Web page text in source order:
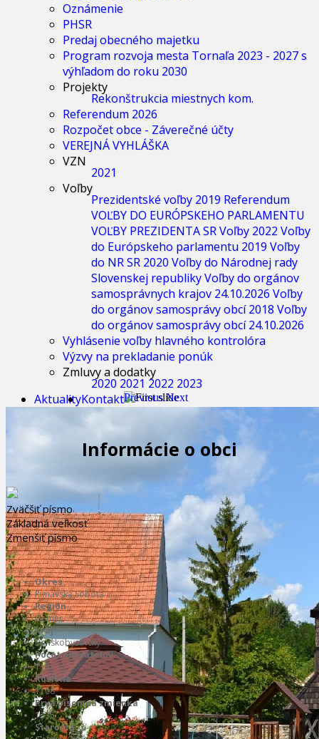
Oznámenie
PHSR
Predaj obecného majetku
Program rozvoja mesta Tornaľa 2023 - 2027 s
výhľadom do roku 2030
Projekty
Rekonštrukcia miestnych kom.
Referendum 2026
Rozpočet obce - Záverečné účty
VEREJNÁ VYHLÁŠKA
VZN
2021
Voľby
Prezidentské voľby 2019 Referendum
VOĽBY DO EURÓPSKEHO PARLAMENTU
VOĽBY PREZIDENTA SRVoľby 2022Voľby
do Európskeho parlamentu 2019Voľby
do NR SR 2020Voľby do Národnej rady
Slovenskej republikyVoľby do orgánov
samosprávnych krajov 24.10.2026Voľby
do orgánov samosprávy obcí 2018Voľby
do orgánov samosprávy obcí 24.10.2026
Vyhlásenie voľby hlavného kontrolóra
Výzvy na prekladanie ponúk
Zmluvy a dodatky
2020 2021 2022 2023
AktualityKontaktPrevious Next
Informácie o obci
Zväčšiť písmo
Základná veľkosť
Zmenšiť písmo
Okres
Rimavská Sobota
Región
Gemer
Kraj
Banskobystrický
Počet obyvateľov
113
Rozloha
1108
Prvá písomná zmienka
1235
Starosta